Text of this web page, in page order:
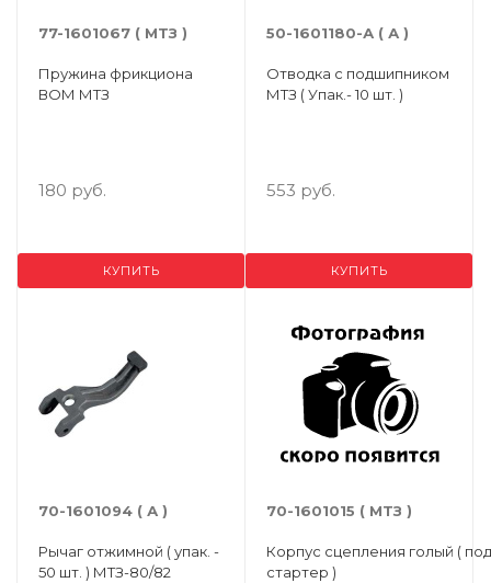
77-1601067 ( МТЗ )
Пружина фрикциона
ВОМ МТЗ
180 руб.
КУПИТЬ
50-1601180-А ( А )
Отводка с подшипником
МТЗ ( Упак.- 10 шт. )
553 руб.
КУПИТЬ
70-1601094 ( А )
Рычаг отжимной ( упак. -
50 шт. ) МТЗ-80/82
70-1601015 ( МТЗ )
Корпус сцепления голый ( под
стартер )